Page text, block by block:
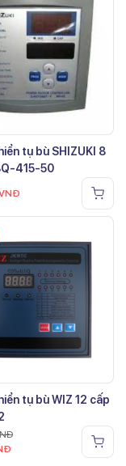
tụ bù SHIZUKI 8
415-50
tụ bù WIZ 12 cấp